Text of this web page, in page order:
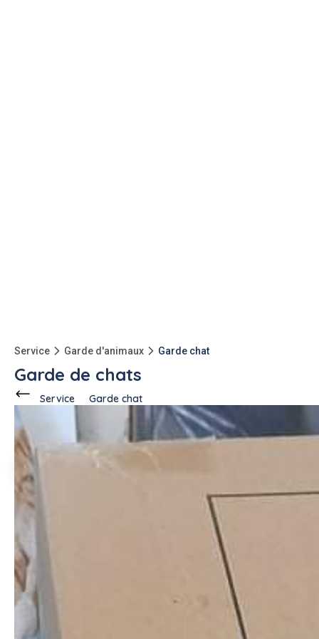
Service Garde d'animaux Garde chat
Garde de chats
Service Garde chat
Ce voisin demande ce service à Évron (53600)
Melaine D.
Description de l'annonce
Bonjour, j'ai besoin de quelqu'un pour garder mes animaux
sur Evron du 19 juin au 3 juillet. Merci.
#Garde chat